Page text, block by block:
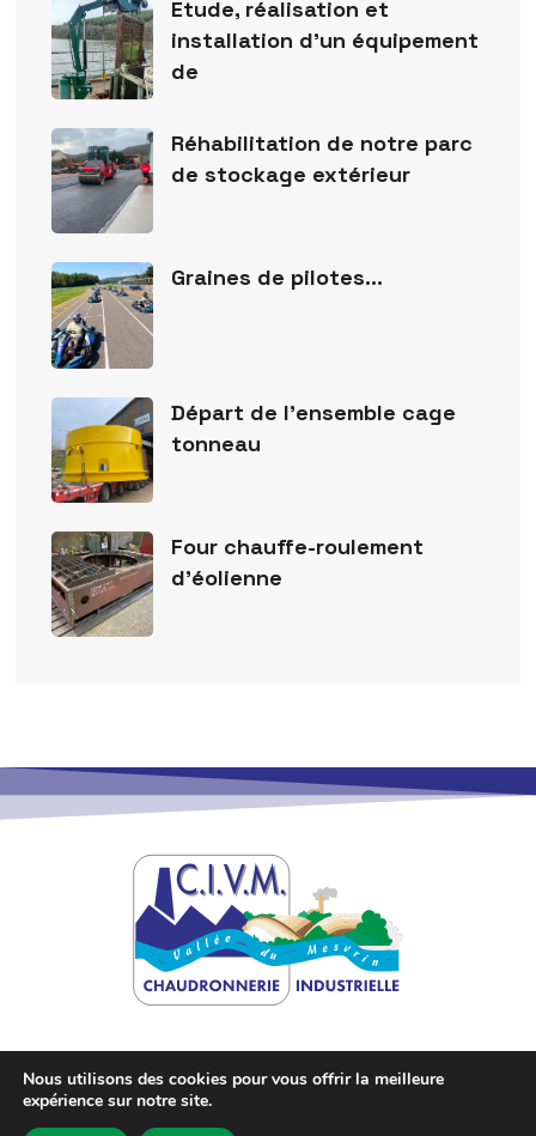
Étude, réalisation et
installation d’un équipement
de
Réhabilitation de notre parc
de stockage extérieur
Graines de pilotes…
Départ de l’ensemble cage
tonneau
Four chauffe-roulement
d’éolienne
©2026Site créé par
Nous utilisons des cookies pour vous offrir la meilleure
expérience sur notre site.